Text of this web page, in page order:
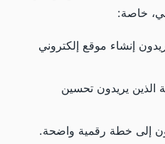
خاصة:
إنشاء موقع إلكتروني
الذين يريدون تحسين
إلى خطة رقمية واضحة.